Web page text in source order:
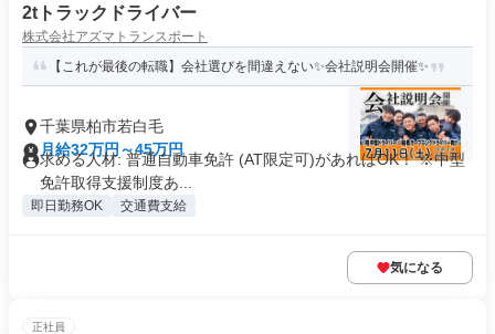
2tトラックドライバー
株式会社アズマトランスポート
【これが最後の転職】会社選びを間違えない✨会社説明会開催✨
千葉県柏市若白毛
月給32万円～45万円
求める人材: 普通自動車免許 (AT限定可)があればOK！ ※中型
免許取得支援制度あ...
即日勤務OK 交通費支給
気になる
正社員